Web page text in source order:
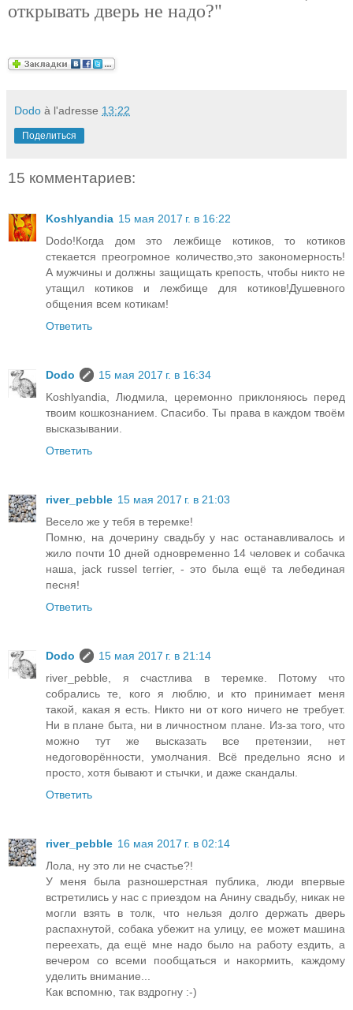
открывать дверь не надо?"
Dodo à l'adresse 13:22
Поделиться
15 комментариев:
Koshlyandia 15 мая 2017 г. в 16:22
Dodo!Когда дом это лежбище котиков, то котиков
стекается преогромное количество,это закономерность!
А мужчины и должны защищать крепость, чтобы никто не
утащил котиков и лежбище для котиков!Душевного
общения всем котикам!
Ответить
Dodo
15 мая 2017 г. в 16:34
Koshlyandia, Людмила, церемонно приклоняюсь перед
твоим кошкознанием. Спасибо. Ты права в каждом твоём
высказывании.
Ответить
river_pebble 15 мая 2017 г. в 21:03
Весело же у тебя в теремке!
Помню, на дочерину свадьбу у нас останавливалось и
жило почти 10 дней одновременно 14 человек и собачка
наша, jack russel terrier, - это была ещё та лебединая
песня!
Ответить
Dodo
15 мая 2017 г. в 21:14
river_pebble, я счастлива в теремке. Потому что
собрались те, кого я люблю, и кто принимает меня
такой, какая я есть. Никто ни от кого ничего не требует.
Ни в плане быта, ни в личностном плане. Из-за того, что
можно тут же высказать все претензии, нет
недоговорённости, умолчания. Всё предельно ясно и
просто, хотя бывают и стычки, и даже скандалы.
Ответить
river_pebble 16 мая 2017 г. в 02:14
Лола, ну это ли не счастье?!
У меня была разношерстная публика, люди впервые
встретились у нас с приездом на Анину свадьбу, никак не
могли взять в толк, что нельзя долго держать дверь
распахнутой, собака убежит на улицу, ее может машина
переехать, да ещё мне надо было на работу ездить, а
вечером со всеми пообщаться и накормить, каждому
уделить внимание...
Как вспомню, так вздрогну :-)